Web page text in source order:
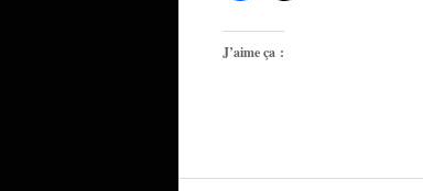
J’aime ça :